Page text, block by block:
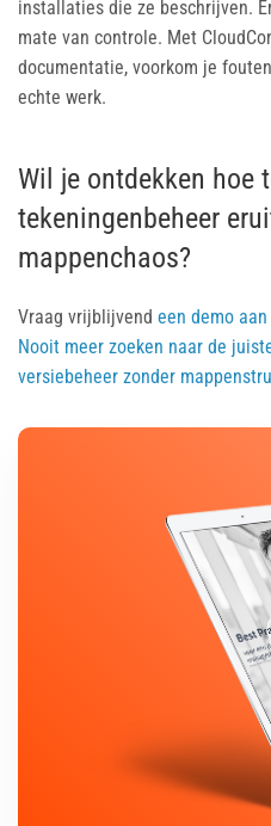
installaties die ze beschrijven.
mate van controle. Met
documentatie, voorkom je
echte werk.
Wil je ontdekken hoe
tekeningenbeheer
mappenchaos?
Vraag vrijblijvend een demo aan
Nooit meer zoeken naar de
versiebeheer zonder